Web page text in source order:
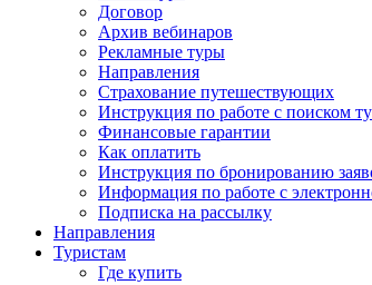
Договор
Архив вебинаров
Рекламные туры
Направления
Страхование путешествующих
Инструкция по работе с поиском
Финансовые гарантии
Как оплатить
Инструкция по бронированию
Информация по работе с
Подписка на рассылку
Направления
Туристам
Где купить